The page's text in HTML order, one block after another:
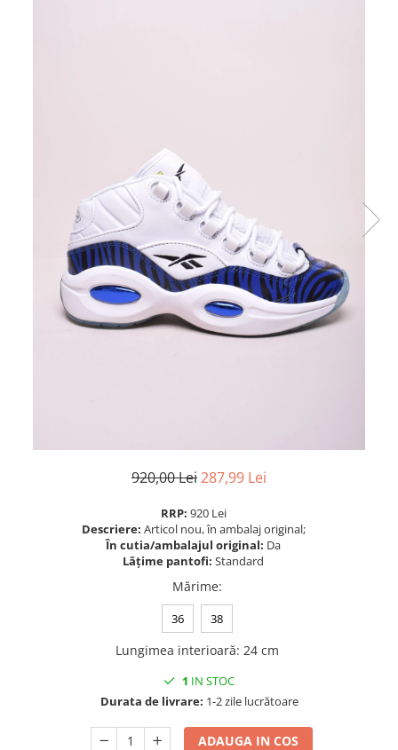
920,00 Lei287,99 Lei
RRP: 920 Lei
Descriere: Articol nou, în ambalaj original;
În cutia/ambalajul original: Da
Lățime pantofi: Standard
Mărime:
36 38
Lungimea interioară: 24 cm
1 IN STOC
Durata de livrare: 1-2 zile lucrătoare
ADAUGA IN COS